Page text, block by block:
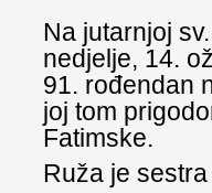
Na jutarnjoj
nedjelje, 14.
91. rođendan
joj tom
Fatimske.
Ruža je